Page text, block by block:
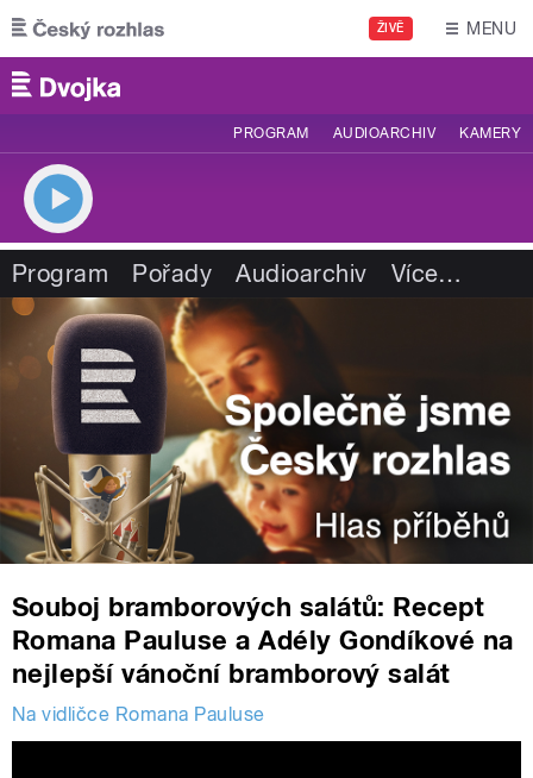
Přejít k hlavnímu obsahu
ŽIVĚ MENU
PROGRAM AUDIOARCHIV KAMERY
Program Pořady Audioarchiv Více…
Souboj bramborových salátů: Recept
Romana Pauluse a Adély Gondíkové na
nejlepší vánoční bramborový salát
Na vidličce Romana Pauluse